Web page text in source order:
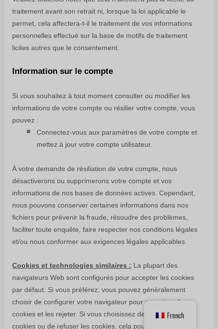
traitement avant son retrait ni,
lorsque la loi applicable le
permet, cela affectera-t-il le traitement de vos informations
personnelles effectué sur la base de motifs de traitement
licites autres que le consentement.
Information sur le compte
Si vous souhaitez à tout moment consulter ou modifier les
informations de votre compte ou résilier votre compte, vous
pouvez :
Connectez-vous aux paramètres de votre compte et
mettez à jour votre compte utilisateur.
À votre demande de résiliation de votre compte, nous
désactiverons ou supprimerons votre compte et vos
informations de nos bases de données actives. Cependant,
nous pouvons conserver certaines informations dans nos
fichiers pour prévenir la fraude, résoudre des problèmes,
faciliter toute enquête, faire respecter nos conditions légales
et/ou nous conformer aux exigences légales applicables.
Cookies et technologies similaires : La plupart des
navigateurs Web sont configurés pour accepter les cookies
par défaut. Si vous préférez, vous pouvez généralement
choisir de configurer votre navigateur pour supprimer les
cookies et les rejeter. Si vous choisissez de supprimer les
cookies ou de refuser les cookies, cela pourrait affecter
French